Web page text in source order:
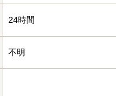
24時間
不明